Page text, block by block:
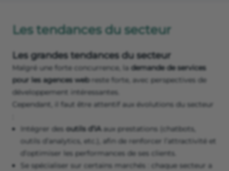
Les tendances du secteur
Les grandes tendances du secteur
Malgré une forte concurrence, la demande de services
pour les agences web reste forte, avec perspectives de
développement intéressantes.
Cependant, il faut être attentif aux évolutions du secteur
Intégrer des outils d’IA aux prestations (chatbots,
outils d’analytics, etc.), afin de renforcer l’attractivité et
d’optimiser les performances de ses clients.
Se spécialiser sur certains marchés : chaque secteur a